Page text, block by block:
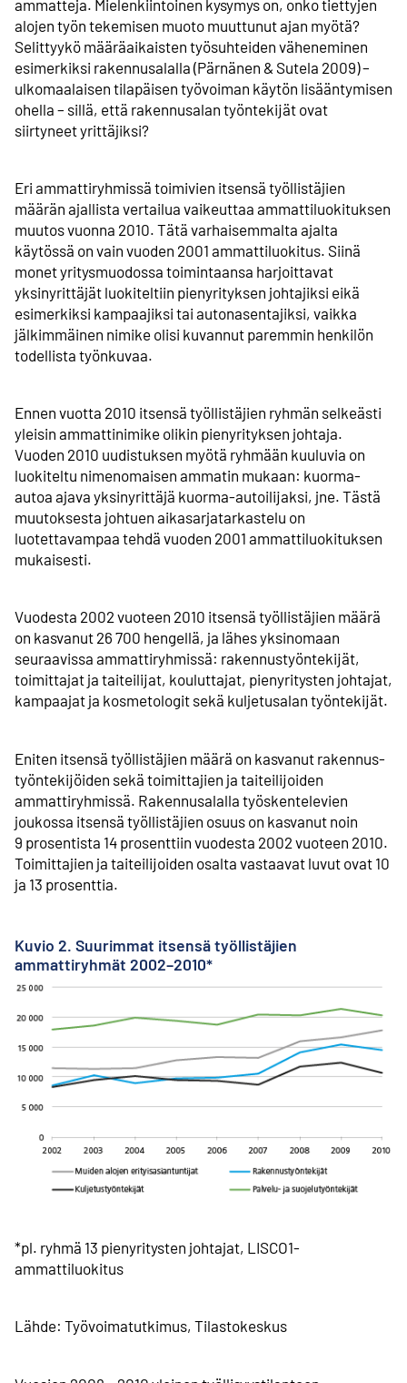
ammatteja. Mielenkiintoinen kysymys on, onko tiettyjen
alojen työn tekemisen muoto muuttunut ajan myötä?
Selittyykö määrä­aikaisten työsuhteiden väheneminen
esimerkiksi rakennusalalla (Pärnänen & Sutela 2009) –
ulkomaalaisen tilapäisen työvoiman käytön lisääntymisen
ohella – sillä, että rakennusalan työntekijät ovat
siirtyneet yrittäjiksi?
Eri ammattiryhmissä toimivien itsensä työllistäjien
määrän ajallista vertailua vaikeuttaa ammatti­luokituksen
muutos vuonna 2010. Tätä varhaisemmalta ajalta
käytössä on vain vuoden 2001 ammattiluokitus. Siinä
monet yritysmuodossa toimintaansa harjoittavat
yksinyrittäjät luokiteltiin pienyrityksen johtajiksi eikä
esimerkiksi kampaajiksi tai autonasentajiksi, vaikka
jälkimmäinen nimike olisi kuvannut paremmin henkilön
todellista työnkuvaa.
Ennen vuotta 2010 itsensä työllistäjien ryhmän selkeästi
yleisin ammattinimike olikin pienyrityksen johtaja.
Vuoden 2010 uudistuksen myötä ryhmään kuuluvia on
luokiteltu nimenomaisen ammatin mukaan: kuorma-
autoa ajava yksinyrittäjä kuorma-autoilijaksi, jne. Tästä
muutoksesta johtuen aika­sarja­­tarkastelu on
luotettavampaa tehdä vuoden 2001 ammatti­­luokituksen
mukaisesti.
Vuodesta 2002 vuoteen 2010 itsensä työllistäjien määrä
on kasvanut 26 700 hengellä, ja lähes yksinomaan
seuraavissa ammattiryhmissä: rakennustyöntekijät,
toimittajat ja taiteilijat, kouluttajat, pienyritysten johtajat,
kampaajat ja kosmetologit sekä kuljetusalan työntekijät.
Eniten itsensä työllistäjien määrä on kasvanut rakennus­­
työntekijöiden sekä toimittajien ja taiteilijoiden
ammattiryhmissä. Rakennusalalla työskentelevien
joukossa itsensä työllistäjien osuus on kasvanut noin
9 prosentista 14 prosenttiin vuodesta 2002 vuoteen 2010.
Toimittajien ja taiteilijoiden osalta vastaavat luvut ovat 10
ja 13 prosenttia.
Kuvio 2. Suurimmat itsensä työllistäjien
ammattiryhmät 2002–2010*
*pl. ryhmä 13 pienyritysten johtajat, LISCO1-
ammattiluokitus
Lähde: Työvoima­tutkimus, Tilastokeskus